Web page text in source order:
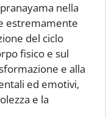
nella
estremamente
del ciclo
fisico e sul
e alla
ed emotivi,
e la